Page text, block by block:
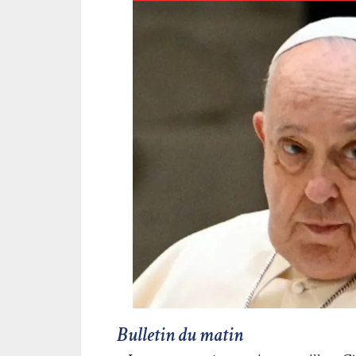
Bulletin du matin